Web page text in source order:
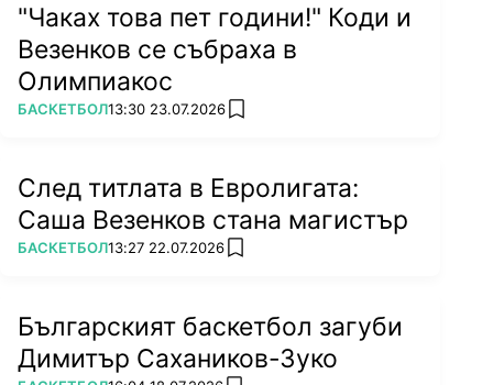
"Чаках това пет години!" Коди и
Везенков се събраха в
Олимпиакос
ПОВЕЧЕ ОТ
БАСКЕТБОЛ13:30 23.07.2026 add favorites
След титлата в Евролигата:
Саша Везенков стана магистър
ПОВЕЧЕ ОТ
БАСКЕТБОЛ13:27 22.07.2026 add favorites
Българският баскетбол загуби
Димитър Сахаников-Зуко